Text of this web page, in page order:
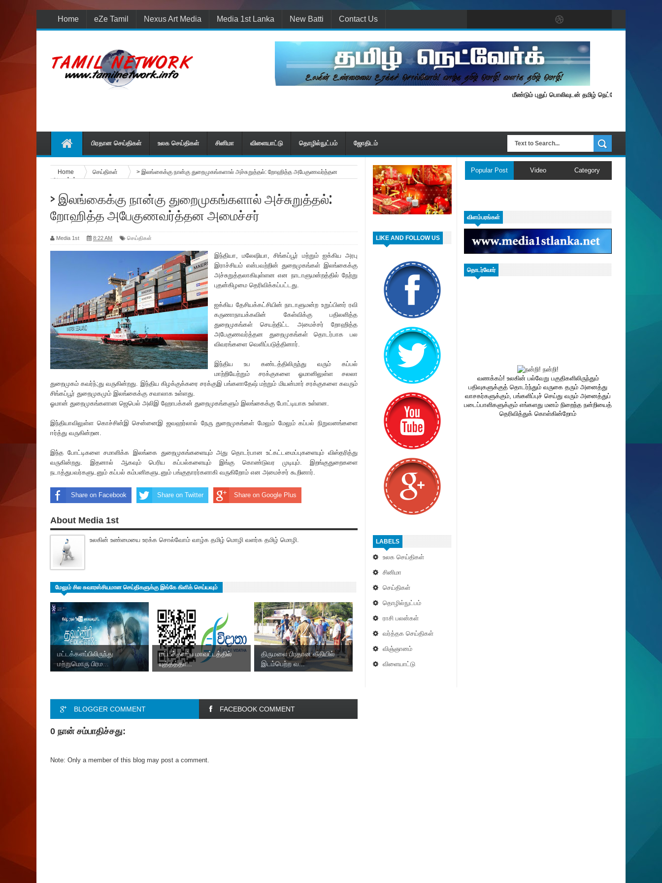
Home eZe Tamil Nexus Art Media Media 1st Lanka New Batti Contact Us
மீண்டும் புதுப் பொலிவுடன் தமிழ் நெட்வேர்க்.
பிரதான செய்திகள் உலக செய்திகள் சினிமா விளையாட்டு தொழில்நுட்பம் ஜோதிடம்
LIKE AND FOLLOW US
LABELS
உலக செய்திகள்
சினிமா
செய்திகள்
தொழில்நுட்பம்
ராசி பலன்கள்
வர்த்தக செய்திகள்
விஞ்ஞானம்
விளையாட்டு
Home செய்திகள்
> இலங்கைக்கு நான்கு துறைமுகங்களால் அச்சுறுத்தல்: றோஹித்த அபேகுணவர்த்தன
அமைச்சர்
> இலங்கைக்கு நான்கு துறைமுகங்களால் அச்சுறுத்தல்:
றோஹித்த அபேகுணவர்த்தன அமைச்சர்
Media 1st 8:22 AM செய்திகள்
இந்தியா, மலேஷியா, சிங்கப்பூர் மற்றும் ஐக்கிய அரபு
இராச்சியம் என்பவற்றின் துறைமுகங்கள் இலங்கைக்கு
அச்சுறுத்தலாகியுள்ளன என நாடாளுமன்றத்தில் நேற்று
புதன்கிழமை தெரிவிக்கப்பட்டது.
ஐக்கிய தேசியக்கட்சியின் நாடாளுமன்ற உறுப்பினர் ரவி
கருணாநாயக்கவின் கேள்விக்கு பதிலளித்த
துறைமுகங்கள் செயற்திட்ட அமைச்சர் றோஹித்த
அபேகுணவர்த்தன துறைமுகங்கள் தொடர்பாக பல
விவரங்களை வெளிப்படுத்தினார்.
இந்திய உப கண்டத்திலிருந்து வரும் கப்பல்
மாற்றியேற்றும் சரக்குகளை ஓமானிலுள்ள சலலா
துறைமுகம் கவர்ந்;து வருகின்றது. இந்திய கிழக்குக்கரை சரக்குஇ பங்களாதேஷ் மற்றும் மியன்மார் சரக்குகளை கவரும்
சிங்கப்பூர் துறைமுகமும் இலங்கைக்கு சவாலாக உள்ளது.
ஓமான் துறைமுகங்களான ஜெபெல் அலிஇ ஹோபக்கன் துறைமுகங்களும் இலங்கைக்கு போட்டியாக உள்ளன.
இந்தியாவிலுள்ள கொச்சின்இ சென்னைஇ ஜவஹர்லால் நேரு துறைமுகங்கள் மேலும் மேலும் கப்பல் நிறுவனங்களை
ஈர்த்து வருகின்றன.
இந்த போட்டிகளை சமாளிக்க இலங்கை துறைமுகங்களையும் அது தொடர்பான உட்கட்டமைப்புகளையும் விஸ்தரித்து
வருகின்றது. இதனால் ஆகவும் பெரிய கப்பல்களையும் இங்கு கொண்டுவர முடியும். இறங்குதுறைகளை
நடாத்துபவர்களுடனும் கப்பல் கம்பனிகளுடனும் பங்குதாரர்களாகி வருகிறோம் என அமைச்சர் கூறினார்.
Share on Facebook Share on Twitter Share on Google Plus
About Media 1st
உலகின் உண்மையை உரக்க சொல்வோம் வாழ்க தமிழ் மொழி வளர்க தமிழ் மொழி.
மேலும் சில சுவாரஸ்சியமான செய்திகளுக்கு இங்கே கிளிக் செய்யவும்
மட்டக்களப்பிலிருந்து
மற்றுமொரு பிரம...
மட்டக்களப்பு மாவட்டத்தில்
யுத்தத்தா...
திருமலை பிரதான வீதியில்
இடம்பெற்ற வ...
BLOGGER COMMENT FACEBOOK COMMENT
0 நான் சம்பாதிச்சது:
Note: Only a member of this blog may post a comment.
Popular Post Video Category
விளம்பரங்கள்
தொடர்வோர்
வணக்கம்! உலகின் பல்வேறு பகுதிகளிலிருந்தும்
பதிவுகளுக்குத் தொடர்ந்தும் வருகை தரும் அனைத்து
வாசகர்களுக்கும், பங்களிப்புச் செய்து வரும் அனைத்துப்
படைப்பாளிகளுக்கும் எங்களது மனம் நிறைந்த நன்றியைத்
தெரிவித்துக் கொள்கின்றோம்